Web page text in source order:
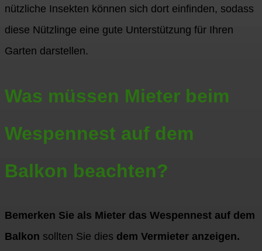
nützliche Insekten können sich dort einfinden, sodass
diese Nützlinge eine gute Unterstützung für Ihren
Garten darstellen.
Was müssen Mieter beim
Wespennest auf dem
Balkon beachten?
Bemerken Sie als Mieter das Wespennest auf dem
Balkon sollten Sie dies dem Vermieter anzeigen.